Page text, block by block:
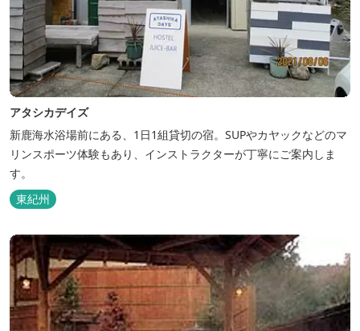
アタシカデイズ
新鹿海水浴場前にある、1日1組貸切の宿。SUPやカヤックなどのマ
リンスポーツ体験もあり、インストラクターが丁寧にご案内しま
す。
東紀州